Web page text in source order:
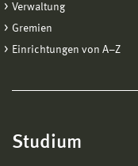
Verwaltung
Gremien
Einrichtungen von A−Z
Studium